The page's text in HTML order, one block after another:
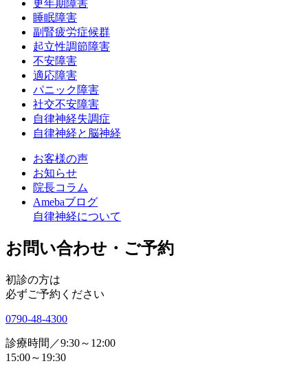
更年期障害
睡眠障害
副腎疲労症候群
起立性調節障害
不安障害
適応障害
パニック障害
社交不安障害
自律神経失調症
自律神経と脳神経
お客様の声
お知らせ
院長コラム
Amebaブログ
自律神経について
お問い合わせ・ご予約
初診の方は
必ずご予約ください
0790-48-4300
診療時間／9:30～12:00
15:00～19:30